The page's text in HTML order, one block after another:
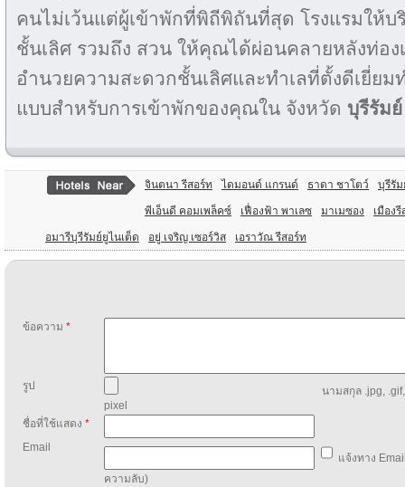
คนไม่เว้นแต่ผู้เข้าพักที่พิถีพิถันที่สุด โรงแรมให้บ
ชั้นเลิศ รวมถึง สวน ให้คุณได้ผ่อนคลายหลังท่อง
อำนวยความสะดวกชั้นเลิศและทำเลที่ตั้งดีเยี่ย
แบบสำหรับการเข้าพักของคุณใน จังหวัด บุรีรัมย์
จินตนา รีสอร์ท ไดมอนด์ แกรนด์ ธาดา ชาโตว์ บุรีรัม
พีเอ็นดี คอมเพล็คซ์ เฟื่องฟ้า พาเลซ มาเมซอง เมือง
อมารีบุรีรัมย์ยูไนเต็ด อยู่ เจริญ เซอร์วิส เอราวัณ รีสอร์ท
ข้อความ *
รูป
นามสกุล .jpg,
pixel
ชื่อที่ใช้แสดง *
Email
แจ้งทาง
ความลับ)